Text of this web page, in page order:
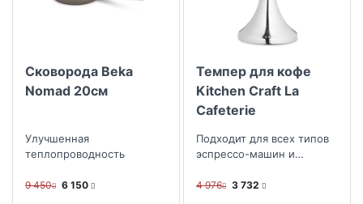
Сковорода Beka
Nomad 20см
Улучшенная
теплопроводность
9 450 6 150
Темпер для кофе
Kitchen Craft La
Cafeterie
Подходит для всех типов
эспрессо-машин и
4 976 3 732